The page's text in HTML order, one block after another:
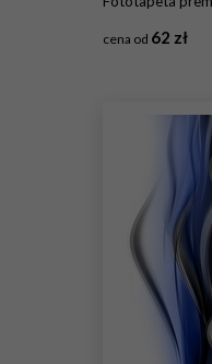
cena od 62 zł